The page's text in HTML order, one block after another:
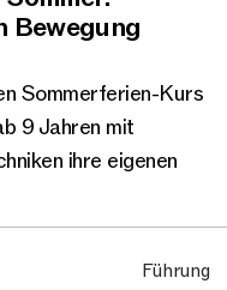
Sommerferien-Kurs
9 Jahren mit
ihre eigenen
Führung